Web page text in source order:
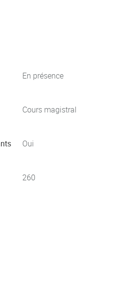
En présence
Cours magistral
Oui
260